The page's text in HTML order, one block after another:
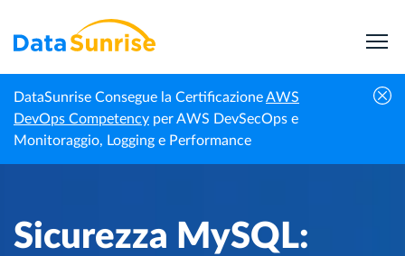
DataSunrise Consegue la CertificazioneAWS
DevOps Competency per AWS DevSecOps e
Monitoraggio, Logging e Performance
Homepage
Centro di
Conoscenza
Sicurezza MySQL: Rafforzare la Sicurezza del
Database Relazionale Più Popolare
Sicurezza MySQL: